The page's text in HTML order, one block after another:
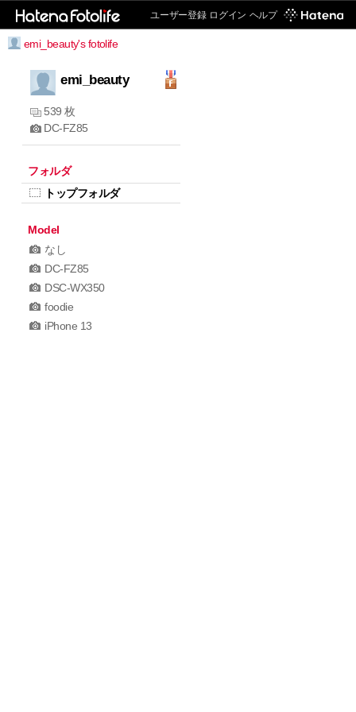
ユーザー登録 ログイン ヘルプ
emi_beauty's fotolife
emi_beauty
539 枚
DC-FZ85
フォルダ
トップフォルダ
Model
なし
DC-FZ85
DSC-WX350
foodie
iPhone 13